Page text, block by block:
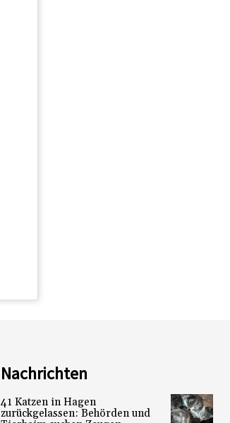
Nachrichten
41 Katzen in Hagen
zurückgelassen: Behörden und